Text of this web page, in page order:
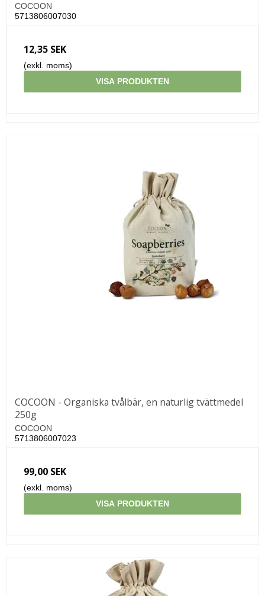
COCOON
5713806007030
12,35 SEK
(exkl. moms)
VISA PRODUKTEN
COCOON - Organiska tvålbär, en naturlig tvättmedel
250g
COCOON
5713806007023
99,00 SEK
(exkl. moms)
VISA PRODUKTEN